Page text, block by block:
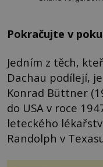
Pokračujte v
Jedním z těch,
Dachau podílejí,
Konrad Büttner
do USA v roce
leteckého
Randolph v